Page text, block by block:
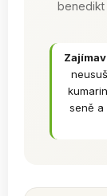
benedikt
seně a